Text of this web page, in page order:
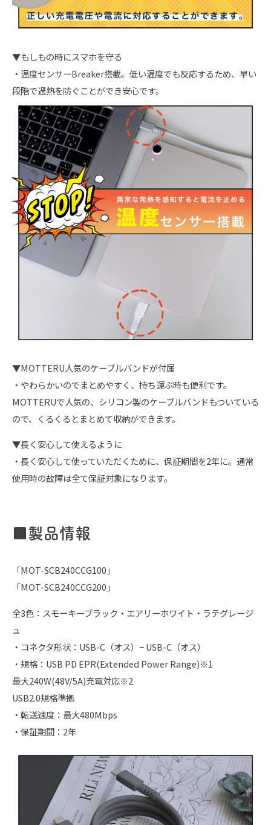
▼もしもの時にスマホを守る
・温度センサーBreaker搭載。低い温度でも反応するため、早い
段階で過熱を防ぐことができ安心です。
▼MOTTERU人気のケーブルバンドが付属
・やわらかいのでまとめやすく、持ち運ぶ時も便利です。
MOTTERUで人気の、シリコン製のケーブルバンドもついている
ので、くるくるとまとめて収納ができます。
▼長く安心して使えるように
・長く安心して使っていただくために、保証期間を2年に。通常
使用時の故障は全て保証対象になります。
■製品情報
「MOT-SCB240CCG100」
「MOT-SCB240CCG200」
全3色：スモーキーブラック・エアリーホワイト・ラテグレージ
ュ
・コネクタ形状：USB-C（オス）− USB-C（オス）
・規格：USB PD EPR(Extended Power Range)※1
最大240W(48V/5A)充電対応※2
USB2.0規格準拠
・転送速度：最大480Mbps
・保証期間：2年